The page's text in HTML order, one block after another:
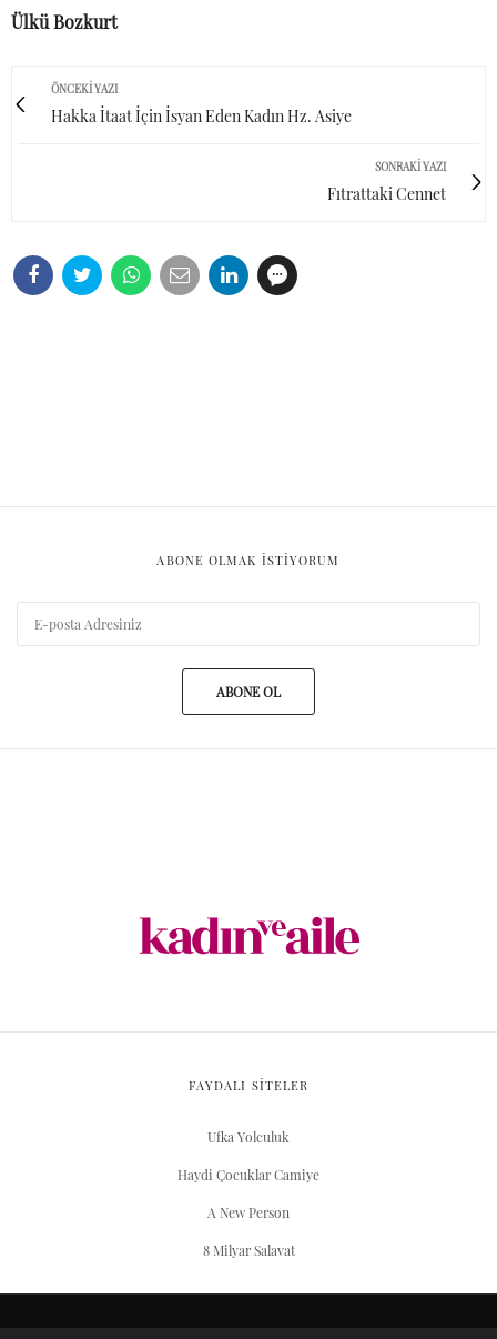
Ülkü Bozkurt
ÖNCEKI YAZI
Hakka İtaat İçin İsyan Eden Kadın Hz. Asiye
SONRAKI YAZI
Fıtrattaki Cennet
ABONE OLMAK ISTIYORUM
ABONE OL
FAYDALI SİTELER
Ufka Yolculuk
Haydi Çocuklar Camiye
A New Person
8 Milyar Salavat